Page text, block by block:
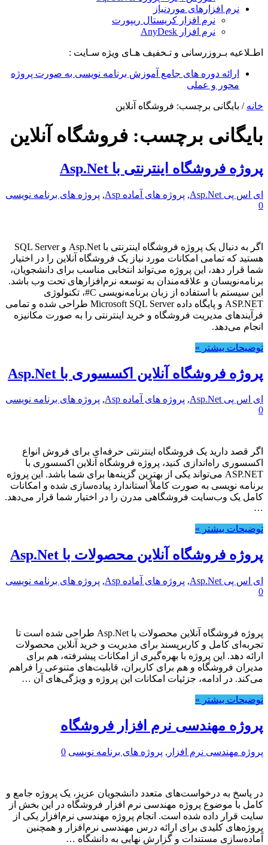
نرم افزارهای موردنیاز
نرم افزار کریستال ریپورت
نرم افزار AnyDesk
اطـلاعیه بـروزرسانی و تـخفیف هـای ویژه سـایت :
ارائه دوره های جامع آموزش برنامه نویسی به صورت پروژه
محور و عملی
خانه / بایگانی برچسب: فروشگاه آنلاین
بایگانی برچسب: فروشگاه آنلاین
پروژه فروشگاه اینترنتی با Asp.Net
ای اس پی Asp.Net , پروژه های آماده Asp , پروژه های برنامه نویسی
0
اگر به دنبال یک پروژه فروشگاه اینترنتی با Asp.Net و SQL Server
هستید که تمامی امکانات مورد نیاز یک فروشگاه آنلاین را در اختیار
شما قرار دهد، این پروژه می‌تواند انتخابی مناسب برای دانشجویان،
برنامه‌نویسان و علاقه‌مندان به توسعه نرم‌افزارهای تحت وب باشد.
این سیستم با استفاده از زبان برنامه‌نویسی C#، تکنولوژی
ASP.NET و پایگاه داده Microsoft SQL Server طراحی شده و تمامی
فرآیندهای مدیریت فروشگاه و خرید اینترنتی را به صورت مکانیزه
انجام می‌دهد.
توضیحات بیشتر »
پروژه فروشگاه آنلاین اکسسوری با Asp.Net
ای اس پی Asp.Net , پروژه های آماده Asp , پروژه های برنامه نویسی
0
اگر قصد دارید یک فروشگاه اینترنتی حرفه‌ای برای فروش انواع
اکسسوری راه‌اندازی کنید، پروژه فروشگاه آنلاین اکسسوری با
ASP.NET می‌تواند یکی از بهترین گزینه‌ها برای شما باشد. این پروژه
برنامه نویسی به صورت کاملاً استاندارد پیاده‌سازی شده و امکانات
کامل یک وب‌سایت فروشگاهی مدرن را در اختیار شما قرار می‌دهد.
…
توضیحات بیشتر »
پروژه فروشگاه آنلاین محصولات با Asp.Net
ای اس پی Asp.Net , پروژه های آماده Asp , پروژه های برنامه نویسی
0
پروژه فروشگاه آنلاین محصولات با Asp.Net طراحی شده است تا
تجربه‌ای کامل و کاربرپسند برای مدیریت و خرید آنلاین محصولات
ارائه دهد. این پروژه با بهره‌گیری از امکانات پیشرفته، هم برای
مدیران فروشگاه و هم برای کاربران، قابلیت‌های متنوعی را فراهم
می‌کند. در ادامه، جزئیات امکانات این پروژه و ویژگی‌های آن …
توضیحات بیشتر »
پروژه مهندسی نرم افزار فروشگاه
پروژه مهندسی نرم افزار , پروژه های برنامه نویسی 0
در پاسخ به درخواست‌های متعدد دانشجویان عزیز، یک پروژه جامع و
کامل با موضوع پروژه مهندسی نرم افزار فروشگاه در این بخش از
سایت قرار داده شده است. انجام پروژه مهندسی نرم‌افزار یکی از
پروژه‌های کلیدی برای ارائه درس مهندسی نرم‌افزار و همچنین
آماده‌سازی مستندات و گزارش نهایی به دانشگاه …